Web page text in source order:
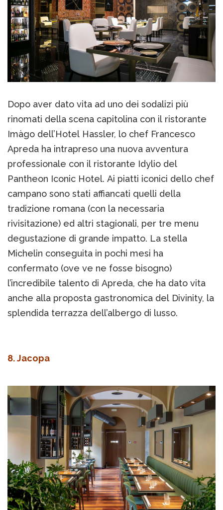
Dopo aver dato vita ad uno dei sodalizi più
rinomati della scena capitolina con il ristorante
Imàgo dell’Hotel Hassler, lo chef Francesco
Apreda ha intrapreso una nuova avventura
professionale con il ristorante Idylio del
Pantheon Iconic Hotel. Ai piatti iconici dello chef
campano sono stati affiancati quelli della
tradizione romana (con la necessaria
rivisitazione) ed altri stagionali, per tre menu
degustazione di grande impatto. La stella
Michelin conseguita in pochi mesi ha
confermato (ove ve ne fosse bisogno)
l’incredibile talento di Apreda, che ha dato vita
anche alla proposta gastronomica del Divinity, la
splendida terrazza dell’albergo di lusso.
8. Jacopa